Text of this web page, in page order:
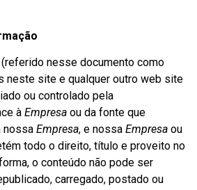
nesse documento como
neste site e qualquer outro web site
ou controlado pela
à Empresa ou da fonte que
nossa Empresa, e nossa Empresa ou
todo o direito, título e proveito no
o conteúdo não pode ser
carregado, postado ou